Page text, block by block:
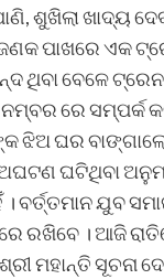
ଶୁଖିଲା ଖାଦ୍ୟ
ପାଖରେ ଏକ
ଥିବା ବେଳେ
ରେ
ଝିଅ ଘର
ଘଟିଥିବା
। ବର୍ତ୍ତମାନ ଯୁବ
ରଖିବେ । ଆଜି
ମହାନ୍ତି ସୂଚନା